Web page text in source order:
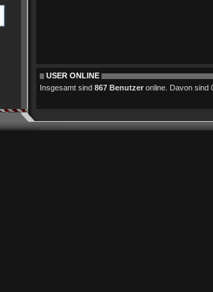
USER ONLINE
Insgesamt sind 867 Benutzer online. Davon sind